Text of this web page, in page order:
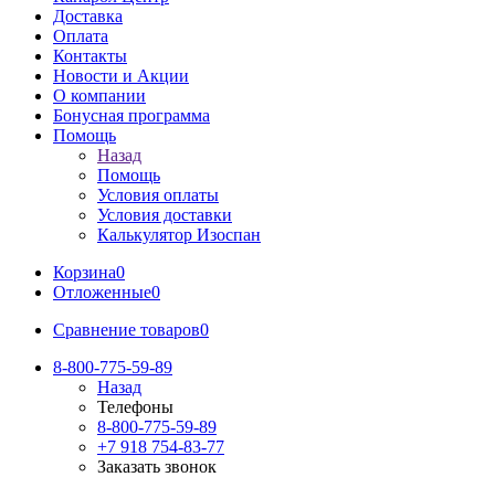
Доставка
Оплата
Контакты
Новости и Акции
О компании
Бонусная программа
Помощь
Назад
Помощь
Условия оплаты
Условия доставки
Калькулятор Изоспан
Корзина0
Отложенные0
Сравнение товаров0
8-800-775-59-89
Назад
Телефоны
8-800-775-59-89
+7 918 754-83-77
Заказать звонок